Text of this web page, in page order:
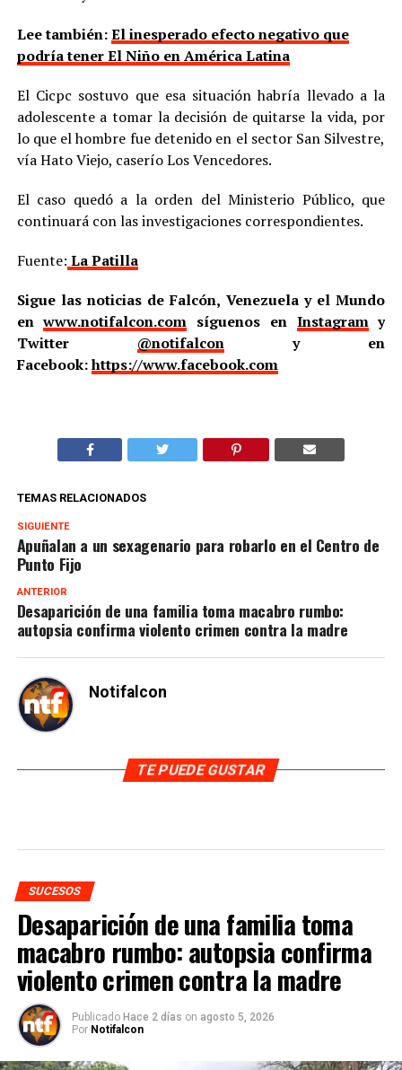
Lee también:El inesperado efecto negativo que
podría tener El Niño en América Latina
El Cicpc sostuvo que esa situación habría llevado a la
adolescente a tomar la decisión de quitarse la vida, por
lo que el hombre fue detenido en el sector San Silvestre,
vía Hato Viejo, caserío Los Vencedores.
El caso quedó a la orden del Ministerio Público, que
continuará con las investigaciones correspondientes.
Fuente: La Patilla
Sigue las noticias de Falcón, Venezuela y el Mundo
enwww.notifalcon.com síguenos en Instagramy
Twitter @notifalcony en
Facebook:https://www.facebook.com
TEMAS RELACIONADOS
SIGUIENTE
Apuñalan a un sexagenario para robarlo en el Centro de
Punto Fijo
ANTERIOR
Desaparición de una familia toma macabro rumbo:
autopsia confirma violento crimen contra la madre
Notifalcon
TE PUEDE GUSTAR
SUCESOS
Desaparición de una familia toma
macabro rumbo: autopsia confirma
violento crimen contra la madre
Publicado Hace 2 días on agosto 5, 2026
Por Notifalcon